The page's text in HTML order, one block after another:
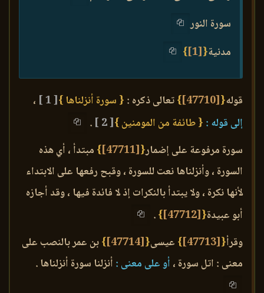
سورة النور
مدنية{
[1]
}
قوله{
[47710]
}تعالى ذكره : { سورة أنزلناها }[ 1 ]
،
إلى قوله : { طائفة من المومنين }[ 2 ]
.
سورة مرفوعة على إضمار{
[47711]
} مبتدأ ، أي هذه
السورة ، وأنزلناها نعت للسورة ، وقبح رفعها على الابتداء
لأنها نكرة ، ولا يبتدأ بالنكرات إذ لا فائدة فيها ، وقد أجازه
أبو عبيدة{
[47712]
}
.
وقرأ{
[47713]
} عيسى{
[47714]
}بن عمر بالنصب على
معنى : اتل سورة ، أو على معنى : أنزلنا سورة أنزلناها .